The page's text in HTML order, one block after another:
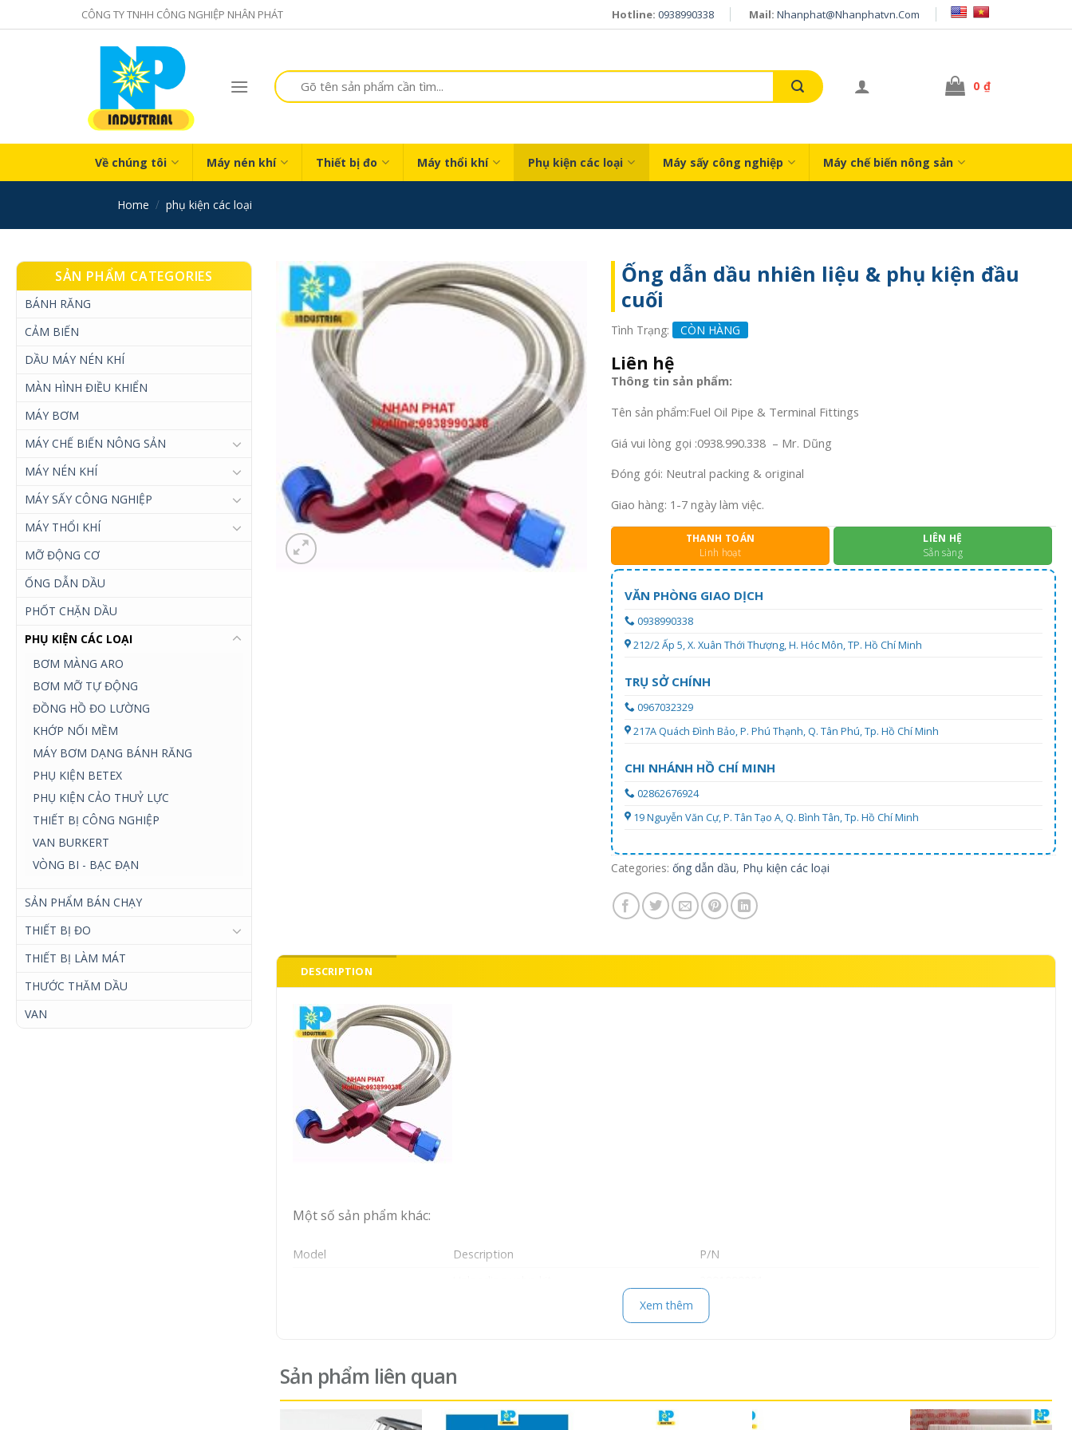
to
CÔNG TY TNHH CÔNG NGHIỆP NHÂN PHÁT Hotline: 0938990338 Mail: Nhanphat@nhanphatvn.com
Search
for:
0 ₫
Về chúng tôi Máy nén khí Thiết bị đo Máy thổi khí Phụ kiện các loại Máy sấy công nghiệp Máy chế biến nông sản
home / phụ kiện các loại
SẢN PHẨM CATEGORIES
BÁNH RĂNG
CẢM BIẾN
DẦU MÁY NÉN KHÍ
MÀN HÌNH ĐIỀU KHIỂN
MÁY BƠM
MÁY CHẾ BIẾN NÔNG SẢN
MÁY NÉN KHÍ
MÁY SẤY CÔNG NGHIỆP
MÁY THỔI KHÍ
MỠ ĐỘNG CƠ
ỐNG DẪN DẦU
PHỐT CHẶN DẦU
PHỤ KIỆN CÁC LOẠI
BƠM MÀNG ARO
BƠM MỠ TỰ ĐỘNG
ĐỒNG HỒ ĐO LƯỜNG
KHỚP NỐI MỀM
MÁY BƠM DẠNG BÁNH RĂNG
PHỤ KIỆN BETEX
PHỤ KIỆN CẢO THUỶ LỰC
THIẾT BỊ CÔNG NGHIỆP
VAN BURKERT
VÒNG BI - BẠC ĐẠN
SẢN PHẨM BÁN CHẠY
THIẾT BỊ ĐO
THIẾT BỊ LÀM MÁT
THƯỚC THĂM DẦU
VAN
Ống dẫn dầu nhiên liệu & phụ kiện đầu
cuối
Tình Trạng: CÒN HÀNG
Liên hệ
Thông tin sản phẩm:
Tên sản phẩm:Fuel Oil Pipe & Terminal Fittings
Giá vui lòng gọi :0938.990.338 – Mr. Dũng
Đóng gói: Neutral packing & original
Giao hàng: 1-7 ngày làm việc.
THANH TOÁN
Linh hoạt
LIÊN HỆ
Sẵn sàng
VĂN PHÒNG GIAO DỊCH
0938990338
212/2 Ấp 5, X. Xuân Thới Thượng, H. Hóc Môn, TP. Hồ Chí Minh
TRỤ SỞ CHÍNH
0967032329
217A Quách Đình Bảo, P. Phú Thạnh, Q. Tân Phú, Tp. Hồ Chí Minh
CHI NHÁNH HỒ CHÍ MINH
02862676924
19 Nguyễn Văn Cự, P. Tân Tạo A, Q. Bình Tân, Tp. Hồ Chí Minh
Categories: ống dẫn dầu, Phụ kiện các loại
DESCRIPTION
Một số sản phẩm khác:
Model Description P/N
Oil stop valve kit
Unloading valve kit
2901021100
Xem thêm
Sản phẩm liên quan